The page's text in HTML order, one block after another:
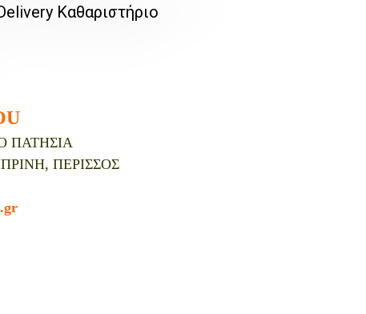
Καθαριστήριο
ΠΑΤΗΣΙΑ
ΠΕΡΙΣΣΟΣ